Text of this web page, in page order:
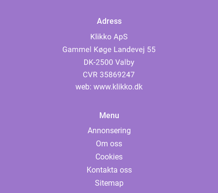
Adress
web: www.klikko.dk
Menu
Annonsering
Om oss
Cookies
Kontakta oss
Sitemap